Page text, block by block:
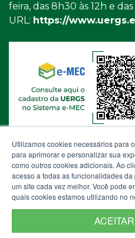
feira, das 8h30 às 12h e
URL: https://
Utilizamos cookies necessários para
para aprimorar e personalizar sua
como outros cookies adicionais. Ao
acesso a todas as funcionalidades
um site cada vez melhor. Você pode
quais cookies estamos utilizando no